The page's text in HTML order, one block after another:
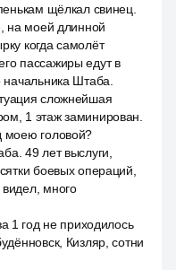
щёлкал свинец.
на моей длинной
когда самолёт
пассажиры едут в
начальника Штаба.
сложнейшая
1 этаж заминирован.
моею головой?
49 лет выслуги,
боевых операций,
много
1 год не приходилось
Кизляр, сотни